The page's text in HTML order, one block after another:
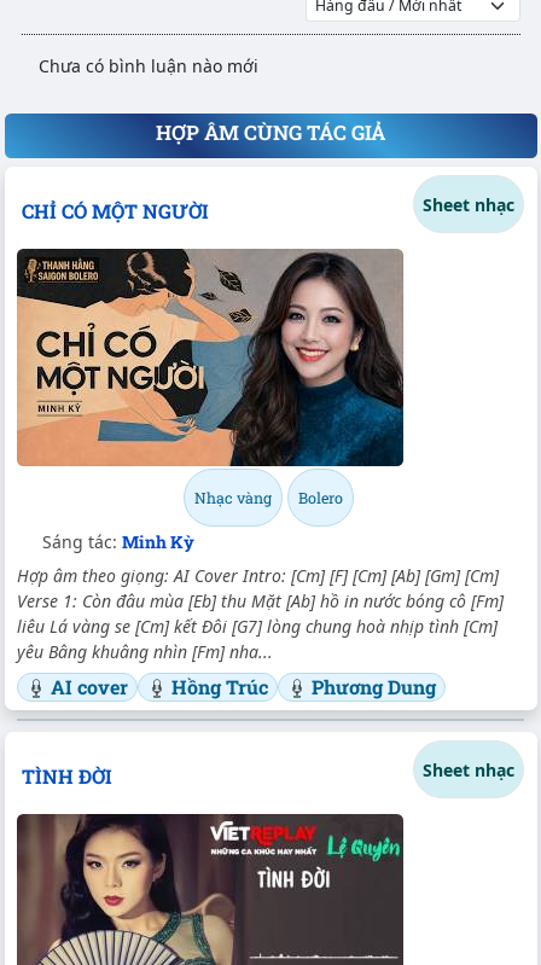
Chưa có bình luận nào mới
HỢP ÂM CÙNG TÁC GIẢ
CHỈ CÓ MỘT NGƯỜI Sheet nhạc
Nhạc vàng Bolero
Sáng tác: Minh Kỳ
Hợp âm theo giọng: AI Cover Intro: [Cm] [F] [Cm] [Ab] [Gm] [Cm]
Verse 1: Còn đâu mùa [Eb] thu Mặt [Ab] hồ in nước bóng cô [Fm]
liêu Lá vàng se [Cm] kết Đôi [G7] lòng chung hoà nhịp tình [Cm]
yêu Bâng khuâng nhìn [Fm] nha...
AI cover Hồng Trúc Phương Dung
TÌNH ĐỜI Sheet nhạc